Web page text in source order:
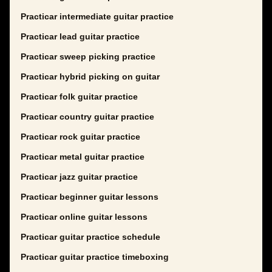
Practicar intermediate guitar practice
Practicar lead guitar practice
Practicar sweep picking practice
Practicar hybrid picking on guitar
Practicar folk guitar practice
Practicar country guitar practice
Practicar rock guitar practice
Practicar metal guitar practice
Practicar jazz guitar practice
Practicar beginner guitar lessons
Practicar online guitar lessons
Practicar guitar practice schedule
Practicar guitar practice timeboxing